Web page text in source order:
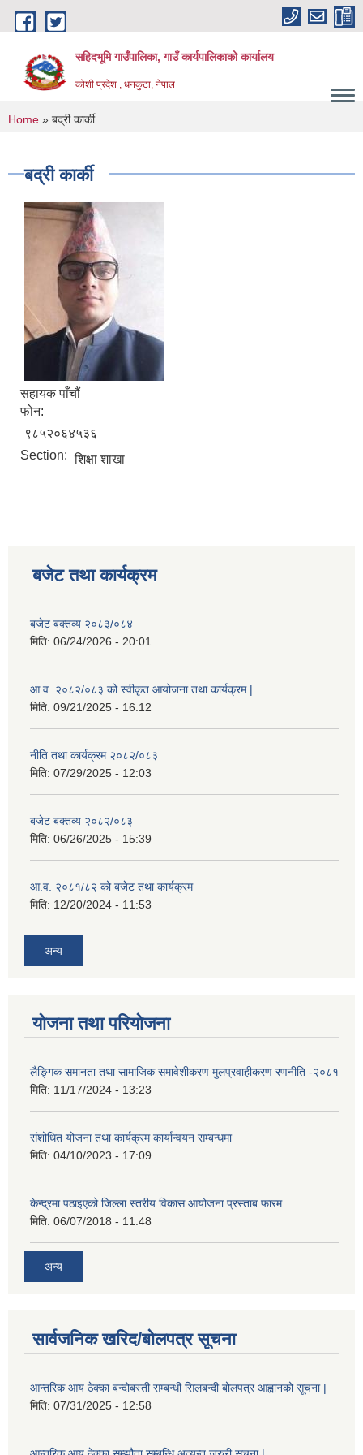
Skip to main content
सहिदभूमि गाउँपालिका, गाउँ कार्यपालिकाको कार्यालय
कोशी प्रदेश , धनकुटा, नेपाल
You are here
Home » बद्री कार्की
बद्री कार्की
सहायक पाँचौं
फोन:
९८५२०६४५३६
Section: शिक्षा शाखा
बजेट तथा कार्यक्रम
बजेट बक्तव्य २०८३/०८४
मिति: 06/24/2026 - 20:01
आ.व. २०८२/०८३ को स्वीकृत आयोजना तथा कार्यक्रम |
मिति: 09/21/2025 - 16:12
नीति तथा कार्यक्रम २०८२/०८३
मिति: 07/29/2025 - 12:03
बजेट बक्तव्य २०८२/०८३
मिति: 06/26/2025 - 15:39
आ.व. २०८१/८२ को बजेट तथा कार्यक्रम
मिति: 12/20/2024 - 11:53
अन्य
योजना तथा परियोजना
लैङ्गिक समानता तथा सामाजिक समावेशीकरण मुलप्रवाहीकरण रणनीति -२०८१
मिति: 11/17/2024 - 13:23
संशोधित योजना तथा कार्यक्रम कार्यान्वयन सम्बन्धमा
मिति: 04/10/2023 - 17:09
केन्द्रमा पठाइएको जिल्ला स्तरीय विकास आयोजना प्रस्ताब फारम
मिति: 06/07/2018 - 11:48
अन्य
सार्वजनिक खरिद/बोलपत्र सूचना
आन्तरिक आय ठेक्का बन्दोबस्ती सम्बन्धी सिलबन्दी बोलपत्र आह्वानको सूचना |
मिति: 07/31/2025 - 12:58